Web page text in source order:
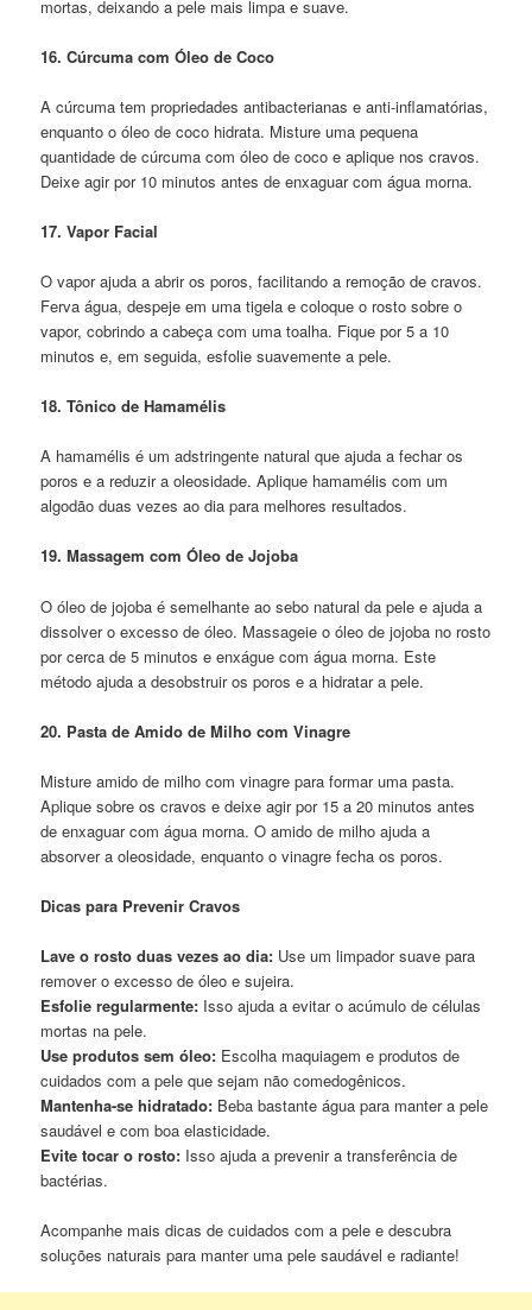
mortas, deixando a pele mais limpa e suave.
16. Cúrcuma com Óleo de Coco
A cúrcuma tem propriedades antibacterianas e anti-inflamatórias,
enquanto o óleo de coco hidrata. Misture uma pequena
quantidade de cúrcuma com óleo de coco e aplique nos cravos.
Deixe agir por 10 minutos antes de enxaguar com água morna.
17. Vapor Facial
O vapor ajuda a abrir os poros, facilitando a remoção de cravos.
Ferva água, despeje em uma tigela e coloque o rosto sobre o
vapor, cobrindo a cabeça com uma toalha. Fique por 5 a 10
minutos e, em seguida, esfolie suavemente a pele.
18. Tônico de Hamamélis
A hamamélis é um adstringente natural que ajuda a fechar os
poros e a reduzir a oleosidade. Aplique hamamélis com um
algodão duas vezes ao dia para melhores resultados.
19. Massagem com Óleo de Jojoba
O óleo de jojoba é semelhante ao sebo natural da pele e ajuda a
dissolver o excesso de óleo. Massageie o óleo de jojoba no rosto
por cerca de 5 minutos e enxágue com água morna. Este
método ajuda a desobstruir os poros e a hidratar a pele.
20. Pasta de Amido de Milho com Vinagre
Misture amido de milho com vinagre para formar uma pasta.
Aplique sobre os cravos e deixe agir por 15 a 20 minutos antes
de enxaguar com água morna. O amido de milho ajuda a
absorver a oleosidade, enquanto o vinagre fecha os poros.
Dicas para Prevenir Cravos
Lave o rosto duas vezes ao dia: Use um limpador suave para
remover o excesso de óleo e sujeira.
Esfolie regularmente: Isso ajuda a evitar o acúmulo de células
mortas na pele.
Use produtos sem óleo: Escolha maquiagem e produtos de
cuidados com a pele que sejam não comedogênicos.
Mantenha-se hidratado: Beba bastante água para manter a pele
saudável e com boa elasticidade.
Evite tocar o rosto: Isso ajuda a prevenir a transferência de
bactérias.
Acompanhe mais dicas de cuidados com a pele e descubra
soluções naturais para manter uma pele saudável e radiante!